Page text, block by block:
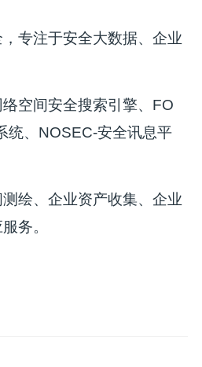
专注于安全大数据、企业
空间安全搜索引擎、FO
统、NOSEC-安全讯息平
绘、企业资产收集、企业
务。